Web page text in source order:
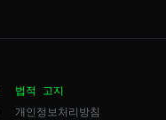
법적 고지
개인정보처리방침